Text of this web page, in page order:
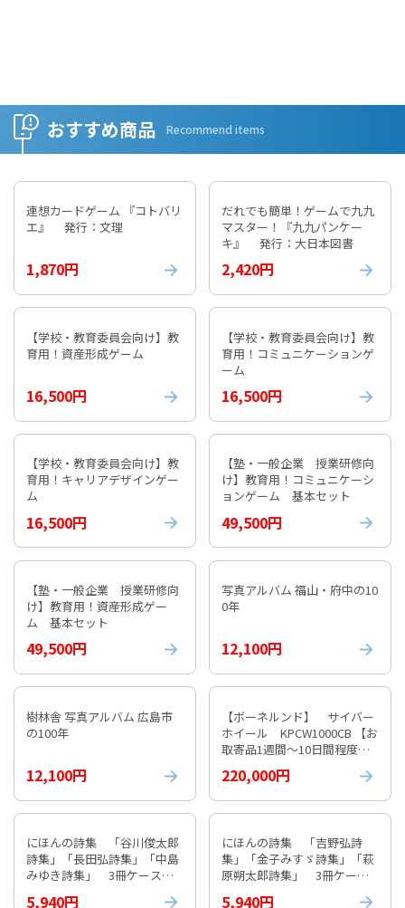
おすすめ商品 Recommend items
連想カードゲーム 『コトバリ
エ』 発行：文理
1,870円
だれでも簡単！ゲームで九九
マスター！『九九パンケー
キ』 発行：大日本図書
2,420円
【学校・教育委員会向け】教
育用！資産形成ゲーム
16,500円
【学校・教育委員会向け】教
育用！コミュニケーションゲ
ーム
16,500円
【学校・教育委員会向け】教
育用！キャリアデザインゲー
ム
16,500円
【塾・一般企業 授業研修向
け】教育用！コミュニケーシ
ョンゲーム 基本セット
49,500円
【塾・一般企業 授業研修向
け】教育用！資産形成ゲー
ム 基本セット
49,500円
写真アルバム 福山・府中の10
0年
12,100円
樹林舎 写真アルバム 広島市
の100年
12,100円
【ボーネルンド】 サイバー
ホイール KPCW1000CB 【お
取寄品1週間～10日間程度か
220,000円
にほんの詩集 「谷川俊太郎
詩集」「長田弘詩集」「中島
みゆき詩集」 3冊ケース入
5,940円
にほんの詩集 「吉野弘詩
集」「金子みすゞ詩集」「萩
原朔太郎詩集」 3冊ケース
5,940円